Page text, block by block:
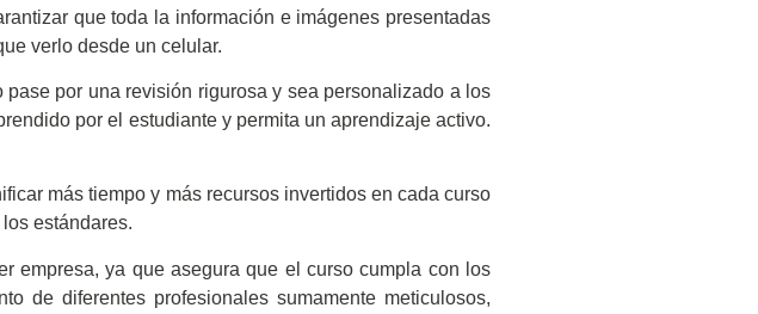
que toda la información e imágenes presentadas
verlo desde un celular.
por una revisión rigurosa y sea personalizado a los
por el estudiante y permita un aprendizaje activo.
más tiempo y más recursos invertidos en cada curso
estándares.
empresa, ya que asegura que el curso cumpla con los
de diferentes profesionales sumamente meticulosos,